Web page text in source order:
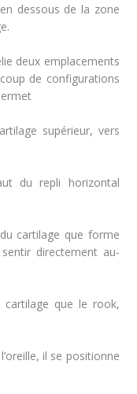
dessous de la zone
deux emplacements
de configurations
supérieur, vers
du repli horizontal
cartilage que forme
directement au-
que le rook,
il se positionne